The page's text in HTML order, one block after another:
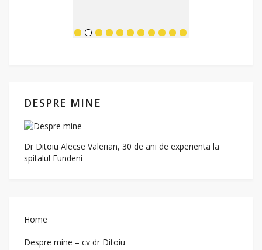
DESPRE MINE
Dr Ditoiu Alecse Valerian, 30 de ani de experienta la
spitalul Fundeni
Home
Despre mine – cv dr Ditoiu